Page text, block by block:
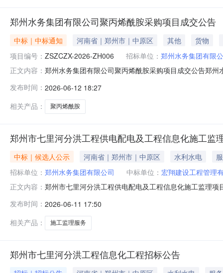
郑州水务集团有限公司聚丙烯酰胺采购项目成交公告
中标｜中标通知 河南省｜郑州市｜中原区 其他
货物
项目编号： ZSZCZX-2026-ZH006 招标单位： 郑州水务集团有限
正文内容： 郑州水务集团有限公司聚丙烯酰胺采购项目成交公告郑
二、项目编号：ZSZCZX-2026-ZH006三、评审信息：1.
四、成交单位：成
发布时间： 2026-06-12 18:27
相关产品：
聚丙烯酰胺
郑州市七里河分洪工程供电配电及工程信息化施工监
中标｜候选人公示 河南省｜郑州市｜中原区 水利水电
招标单位： 郑州水务集团有限公司 中标单位： 宏翔建设工程管理
正文内容： 郑州市七里河分洪工程供电配电及工程信息化施工监理
下：一、项目概况与询比范围1.1项目概况：郑州市七里
贾鲁河口约14.43km
发布时间： 2026-06-11 17:50
相关产品：
施工监理服务
郑州市七里河分洪工程信息化工程招标公告